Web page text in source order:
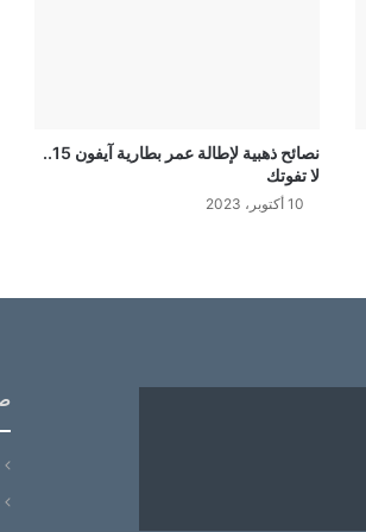
نصائح ذهبية لإطالة عمر بطارية آيفون 15..
لا تفوتك
10 أكتوبر، 2023